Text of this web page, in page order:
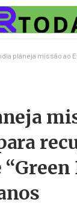
planeja missão ao Everest para